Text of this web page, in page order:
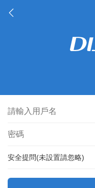
安全提問(未設置請忽略)